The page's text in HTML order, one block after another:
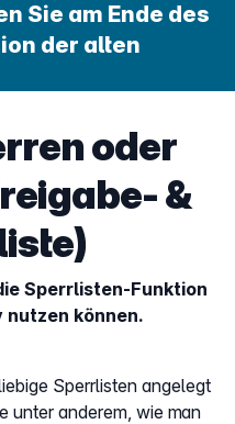
Sie am Ende des
der alten
oder
&
Sperrlisten-Funktion
können.
Sperrlisten angelegt
unter anderem, wie man